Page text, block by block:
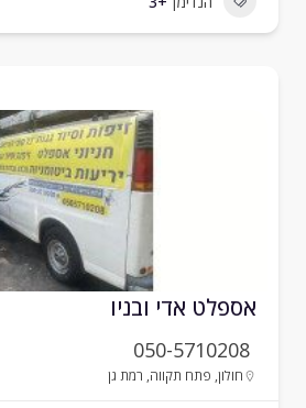
אדי ובניו
050-5710208
פתח תקווה,רמת גן